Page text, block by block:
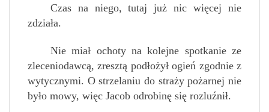
Czas na niego, tutaj już nic więcej nie
zdziała.
Nie miał ochoty na kolejne spotkanie ze
zleceniodawcą, zresztą podłożył ogień zgodnie z
wytycznymi. O strzelaniu do straży pożarnej nie
było mowy, więc Jacob odrobinę się rozluźnił.